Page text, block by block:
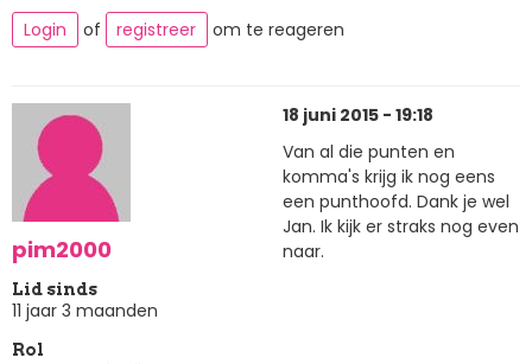
Login
of registreer om te reageren
pim2000
Lid sinds
11 jaar 3 maanden
Rol
18 juni 2015 - 19:18
Van al die punten en
komma's krijg ik nog eens
een punthoofd. Dank je wel
Jan. Ik kijk er straks nog even
naar.